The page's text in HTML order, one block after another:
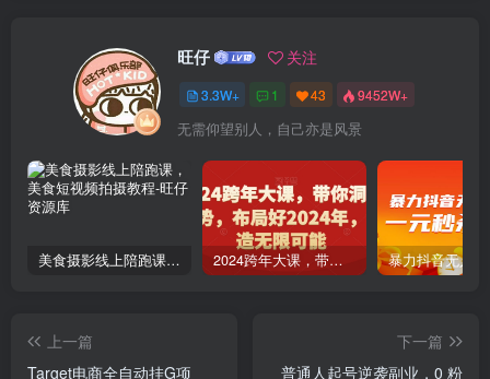
旺仔 关注
3.3W+ 1 43 9452W+
无需仰望别人，自己亦是风景
美食摄影线上陪跑课，美食短视频拍摄教程 2024跨年大课，​带你洞察趋势，布局好2024年，创造无限可能
上一篇
Target电商全自动挂G项
下一篇
普通人起号逆袭副业，0 粉